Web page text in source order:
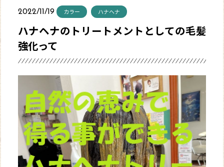
SALON
WEB予約
2022/11/19 カラー ハナヘナ
ハナヘナのトリートメントとしての毛髪
強化って